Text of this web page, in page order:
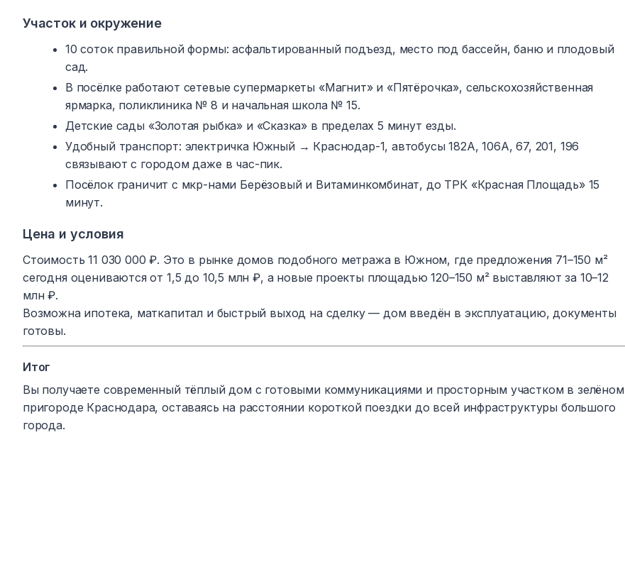
Участок и окружение
10 соток правильной формы: асфальтированный подъезд, место под бассейн, баню и плодовый
сад.
В посёлке работают сетевые супермаркеты «Магнит» и «Пятёрочка», сельскохозяйственная
ярмарка, поликлиника № 8 и начальная школа № 15.
Детские сады «Золотая рыбка» и «Сказка» в пределах 5 минут езды.
Удобный транспорт: электричка Южный → Краснодар-1, автобусы 182А, 106А, 67, 201, 196
связывают с городом даже в час-пик.
Посёлок граничит с мкр-нами Берёзовый и Витаминкомбинат, до ТРК «Красная Площадь» 15
минут.
Цена и условия
Стоимость 11 030 000 ₽. Это в рынке домов подобного метража в Южном, где предложения 71–150 м²
сегодня оцениваются от 1,5 до 10,5 млн ₽, а новые проекты площадью 120–150 м² выставляют за 10–12
млн ₽.
Возможна ипотека, маткапитал и быстрый выход на сделку — дом введён в эксплуатацию, документы
готовы.
Итог
Вы получаете современный тёплый дом с готовыми коммуникациями и просторным участком в зелёном
пригороде Краснодара, оставаясь на расстоянии короткой поездки до всей инфраструктуры большого
города.